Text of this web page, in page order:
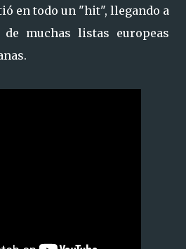
en todo un "hit", llegando a
muchas listas europeas